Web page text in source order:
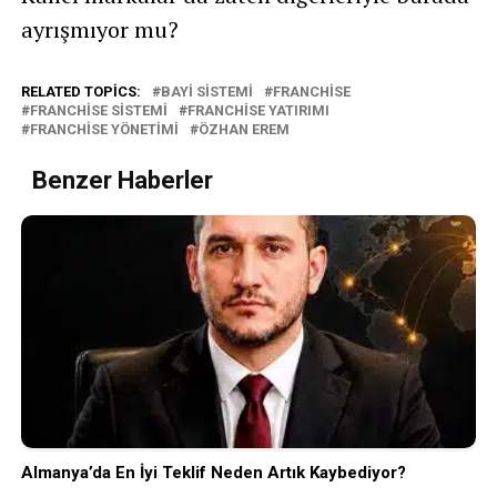
ayrışmıyor mu?
RELATED TOPICS: BAYI SISTEMI
FRANCHISE
FRANCHISE SISTEMI
FRANCHISE YATIRIMI
FRANCHISE YÖNETIMI
ÖZHAN EREM
Benzer Haberler
Almanya’da En İyi Teklif Neden Artık Kaybediyor?